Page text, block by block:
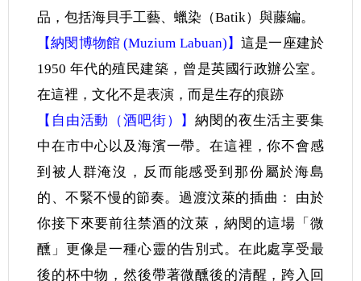
品，包括海貝手工藝、蠟染（Batik）與藤編。
【納閔博物館 (Muzium Labuan)】 這是一座建於
1950 年代的殖民建築，曾是英國行政辦公室。
在這裡，文化不是表演，而是生存的痕跡
【⾃由活動（酒吧街）】納閔的夜生活主要集
中在市中心以及海濱一帶。在這裡，你不會感
到被人群淹沒，反而能感受到那份屬於海島
的、不緊不慢的節奏。過渡汶萊的插曲： 由於
你接下來要前往禁酒的汶萊，納閔的這場「微
醺」更像是一種心靈的告別式。在此處享受最
後的杯中物，然後帶著微醺後的清醒，跨入回